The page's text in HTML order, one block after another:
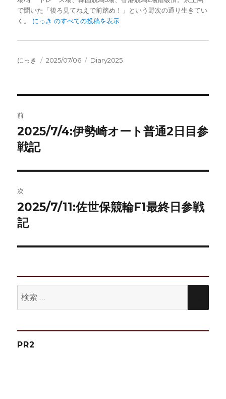
で聞いた「後ろ見てねえで前踏め！」という野次の通り生きてい
く。 にっき のすべての投稿を表示
投
にっき
投
2025/07/06
カ
Diary2025
稿
ナ
ビ
ゲ
ー
シ
ン
前
前
の
稿:
2025/7/4:伊勢崎オート普通2日目参
戦記
次
次
の
稿:
2025/7/11:佐世保競輪F1最終日参戦
記
索
PR2